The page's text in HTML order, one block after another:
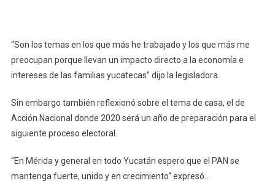
“Son los temas en los que más he trabajado y los que más me
preocupan porque llevan un impacto directo a la economía e
intereses de las familias yucatecas” dijo la legisladora.
Sin embargo también reflexionó sobre el tema de casa, el de
Acción Nacional donde 2020 será un año de preparación para el
siguiente proceso electoral.
“En Mérida y general en todo Yucatán espero que el PAN se
mantenga fuerte, unido y en crecimiento“ expresó..